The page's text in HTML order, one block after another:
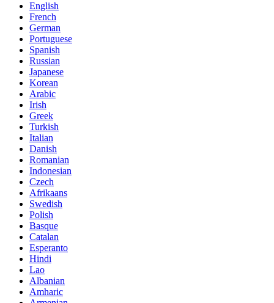
English
French
German
Portuguese
Spanish
Russian
Japanese
Korean
Arabic
Irish
Greek
Turkish
Italian
Danish
Romanian
Indonesian
Czech
Afrikaans
Swedish
Polish
Basque
Catalan
Esperanto
Hindi
Lao
Albanian
Amharic